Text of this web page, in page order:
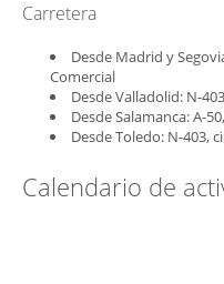
Carretera
Desde Madrid y
Comercial
Desde Valladolid: N-
Desde Salamanca: A-
Desde Toledo: N-403,
Calendario de